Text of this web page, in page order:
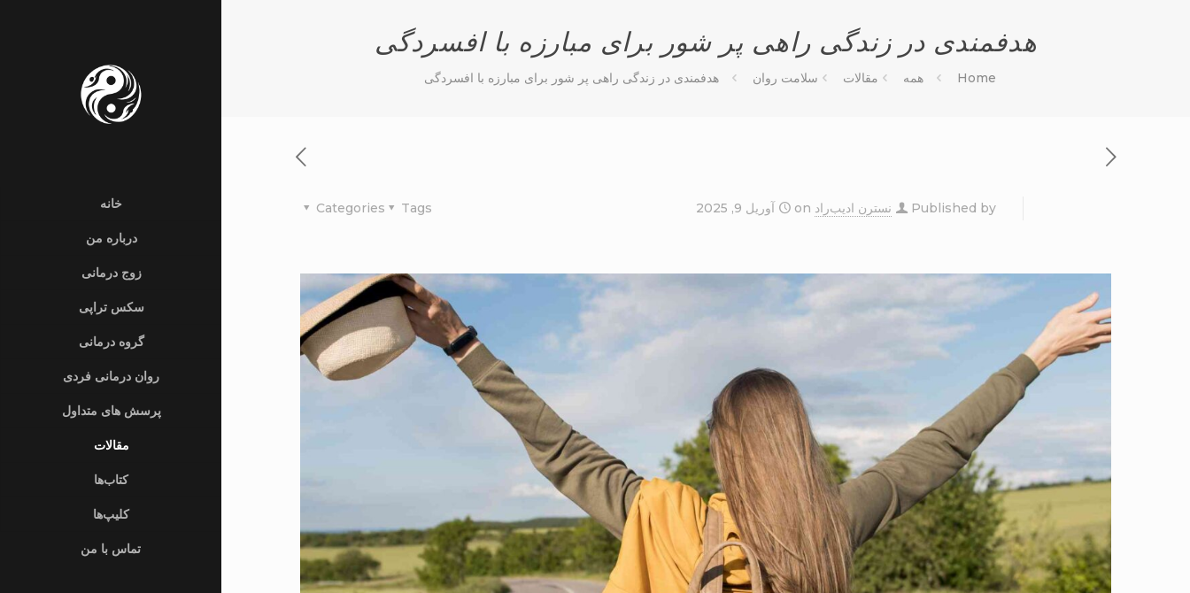
خانه
درباره من
زوج درمانی
سکس تراپی
گروه درمانی
روان درمانی فردی
پرسش های متداول
مقالات
کتاب‌ها
کلیپ‌ها
تماس با من
هدفمندی در زندگی راهی پر شور برای مبارزه با افسردگی
Home همه مقالات سلامت روان هدفمندی در زندگی راهی پر شور برای مبارزه با افسردگی
Published by نسترن ادیب‌راد on آوریل 9, 2025 Categories Tags